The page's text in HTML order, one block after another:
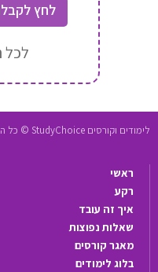
לחץ
לכל
לימודים וקורסים StudyChoice © כל הזכויות שמורות 2026
ראשי
רקע
איך זה עובד
שאלות נפוצות
מאגר קורסים
בלוג לימודים